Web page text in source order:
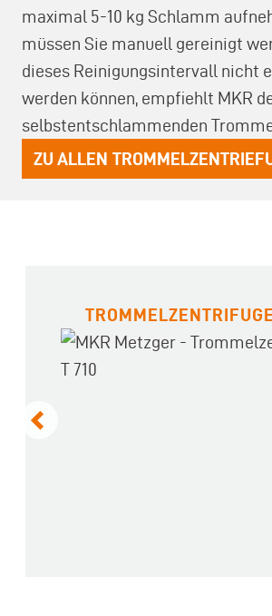
maximal 5-10 kg Schlamm
müssen Sie manuell gereinigt
dieses Reinigungsintervall nicht
werden können, empfiehlt MKR
selbstentschlammenden
ZU ALLEN